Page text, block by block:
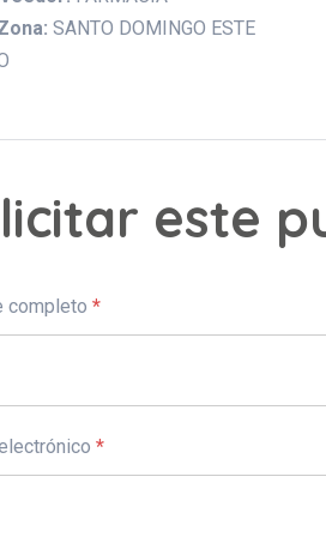
SANTO DOMINGO ESTE
este
completo *
*